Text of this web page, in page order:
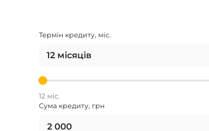
Термін кредиту, міс.
12 місяців
12 міс.
Сума кредиту, грн